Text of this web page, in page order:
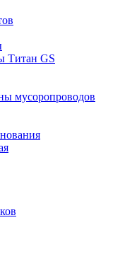
Титан GS
мусоропроводов